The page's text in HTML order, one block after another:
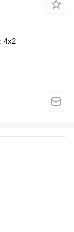
4x2